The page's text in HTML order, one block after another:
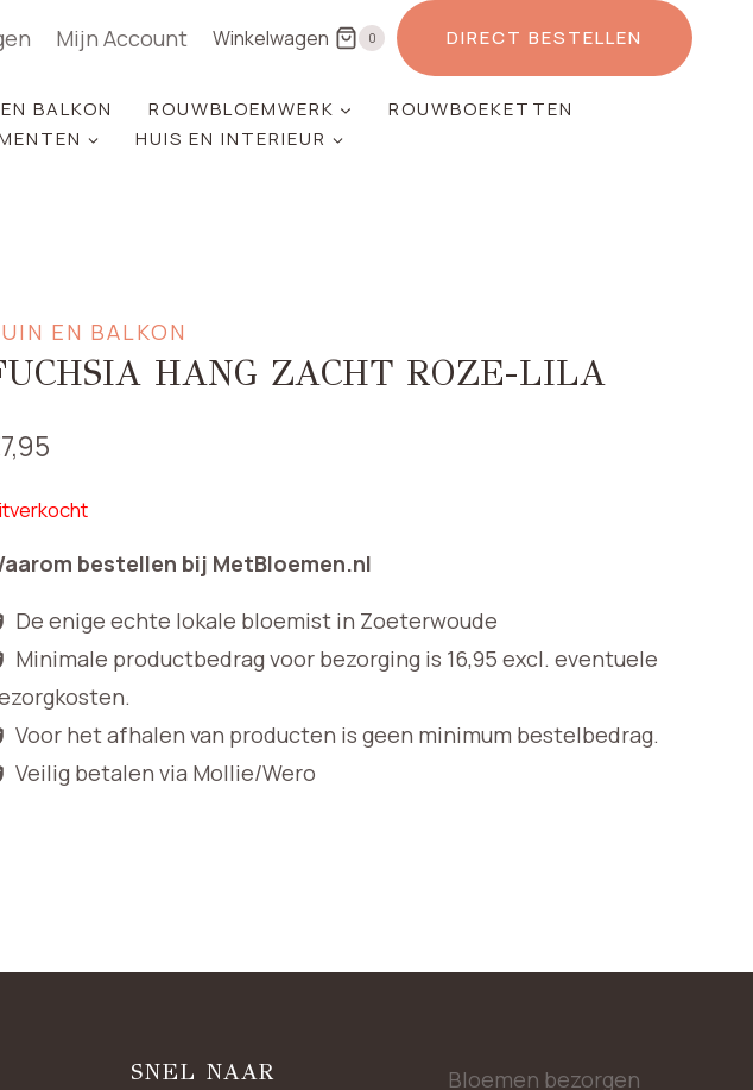
Mijn Account Winkelwagen 0 DIRECT BESTELLEN
BALKON ROUWBLOEMWERK
ROUWBOEKETTEN
HUIS EN INTERIEUR
EN BALKON
HANG ZACHT ROZE-LILA
7,95
bestellen bij MetBloemen.nl
De enige echte lokale bloemist in Zoeterwoude
Minimale productbedrag voor bezorging is 16,95 excl. eventuele
Voor het afhalen van producten is geen minimum bestelbedrag.
Veilig betalen via Mollie/Wero
SNEL NAAR
Bloemen bezorgen